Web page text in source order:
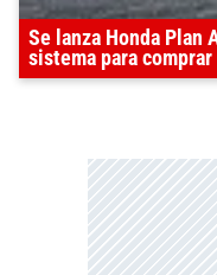
Se lanza Honda Plan
sistema para